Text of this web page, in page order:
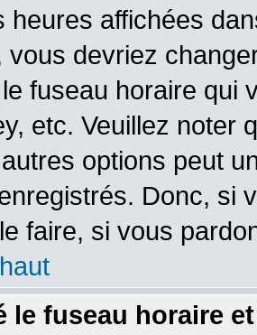
heures affichées
vous devriez
fuseau horaire qui
etc. Veuillez noter
options peut
Donc, si
faire, si vous
le fuseau horaire